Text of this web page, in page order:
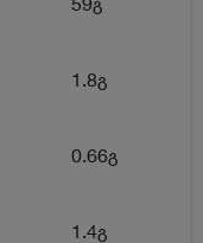
1.8გ
0.66გ
1.4გ